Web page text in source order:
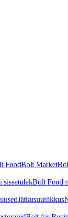
FoodBolt Market
sissetulekBolt Food
Jätkusuutlikkus